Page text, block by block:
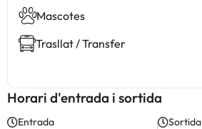
Mascotes
Trasllat / Transfer
Horari d'entrada i sortida
Entrada Sortida